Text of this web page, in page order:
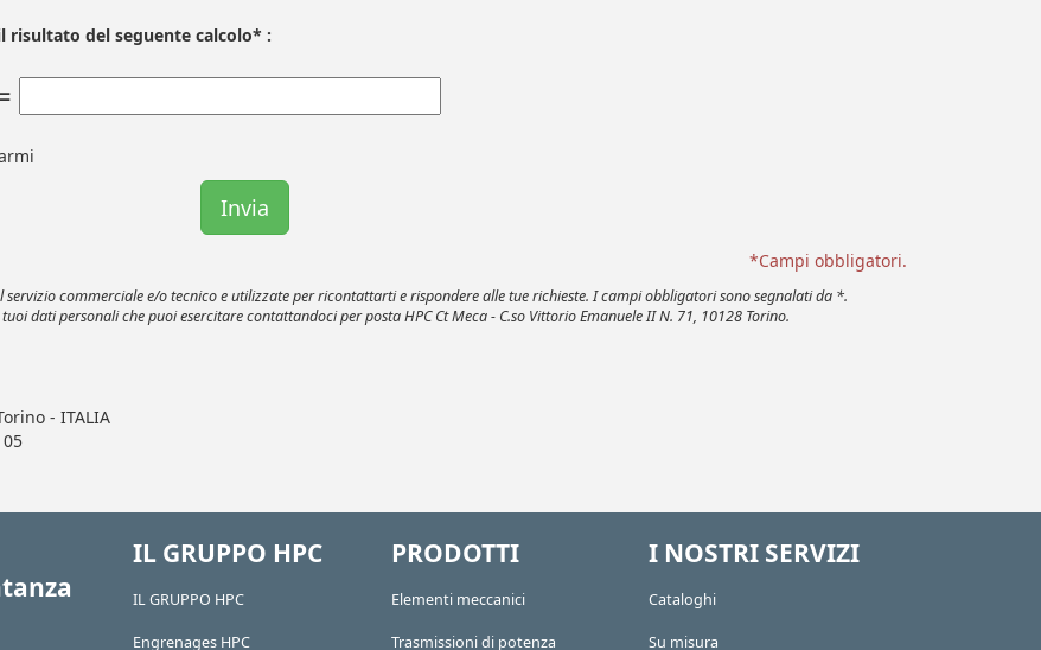
risultato del seguente calcolo* :
*Campi obbligatori.
commerciale e/o tecnico e utilizzate per ricontattarti e rispondere alle tue richieste. I campi obbligatori sono segnalati da *.
dati personali che puoi esercitare contattandoci per posta HPC Ct Meca - C.so Vittorio Emanuele II N. 71, 10128 Torino.
- ITALIA
IL GRUPPO HPC
IL GRUPPO HPC
Engrenages HPC
PRODOTTI
Elementi meccanici
Trasmissioni di potenza
I NOSTRI SERVIZI
Cataloghi
Su misura